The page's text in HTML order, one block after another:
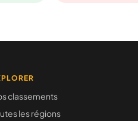
classements
les régions